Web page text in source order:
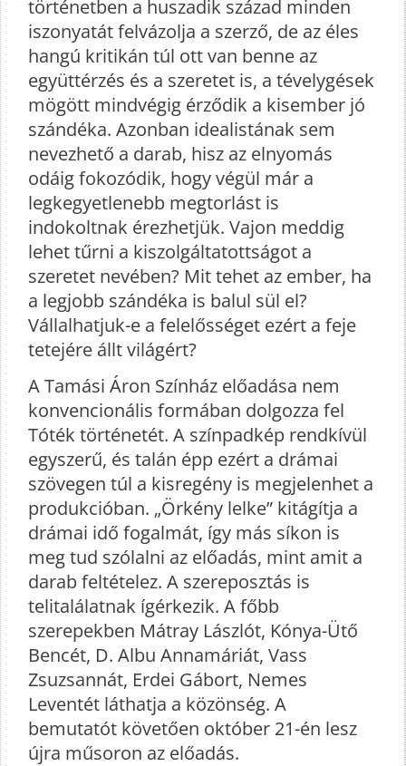
történetben a huszadik század minden
iszonyatát felvázolja a szerző, de az éles
hangú kritikán túl ott van benne az
együttérzés és a szeretet is, a tévelygések
mögött mindvégig érződik a kisember jó
szándéka. Azonban idealistának sem
nevezhető a darab, hisz az elnyomás
odáig fokozódik, hogy végül már a
legkegyetlenebb megtorlást is
indokoltnak érezhetjük. Vajon meddig
lehet tűrni a kiszolgáltatottságot a
szeretet nevében? Mit tehet az ember, ha
a legjobb szándéka is balul sül el?
Vállalhatjuk-e a felelősséget ezért a feje
tetejére állt világért?
A Tamási Áron Színház előadása nem
konvencionális formában dolgozza fel
Tóték történetét. A színpadkép rendkívül
egyszerű, és talán épp ezért a drámai
szövegen túl a kisregény is megjelenhet a
produkcióban. „Örkény lelke” kitágítja a
drámai idő fogalmát, így más síkon is
meg tud szólalni az előadás, mint amit a
darab feltételez. A szereposztás is
telitalálatnak ígérkezik. A főbb
szerepekben Mátray Lászlót, Kónya-Ütő
Bencét, D. Albu Annamáriát, Vass
Zsuzsannát, Erdei Gábort, Nemes
Leventét láthatja a közönség. A
bemutatót követően október 21-én lesz
újra műsoron az előadás.